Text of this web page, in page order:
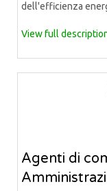
dell'efficienza
View full
Agenti di